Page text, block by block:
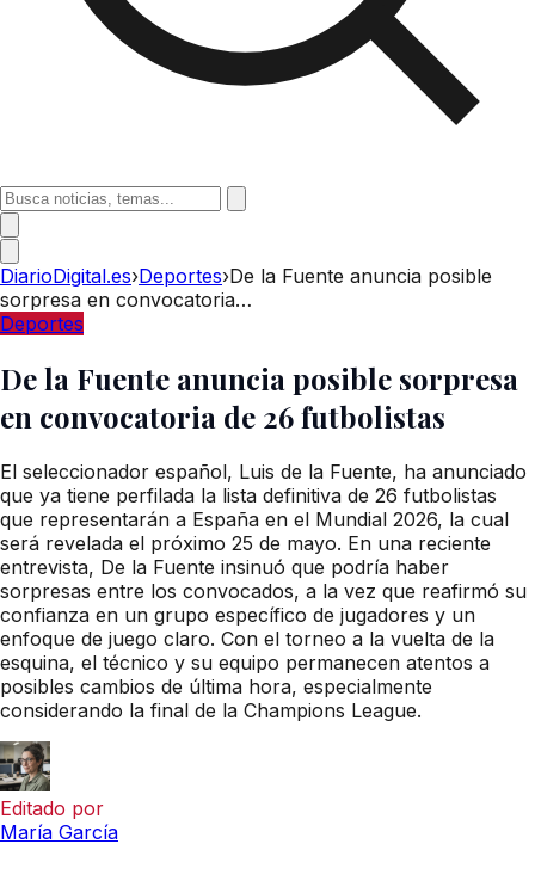
DiarioDigital.es›Deportes›De la Fuente anuncia posible
sorpresa en convocatoria…
Deportes
De la Fuente anuncia posible sorpresa
en convocatoria de 26 futbolistas
El seleccionador español, Luis de la Fuente, ha anunciado
que ya tiene perfilada la lista definitiva de 26 futbolistas
que representarán a España en el Mundial 2026, la cual
será revelada el próximo 25 de mayo. En una reciente
entrevista, De la Fuente insinuó que podría haber
sorpresas entre los convocados, a la vez que reafirmó su
confianza en un grupo específico de jugadores y un
enfoque de juego claro. Con el torneo a la vuelta de la
esquina, el técnico y su equipo permanecen atentos a
posibles cambios de última hora, especialmente
considerando la final de la Champions League.
Editado por
María García